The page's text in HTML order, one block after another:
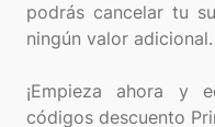
podrás cancelar tu
ningún valor adicional.
¡Empieza ahora y